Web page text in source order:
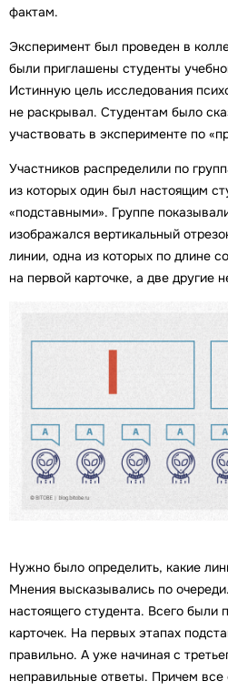
фактам.
Эксперимент был проведен в
были приглашены студенты
Истинную цель исследования
не раскрывал. Студентам было
участвовать в эксперименте по
Участников распределили по
из которых один был настоящим
«подставными». Группе
изображался вертикальный
линии, одна из которых по длине
на первой карточке, а две другие
Нужно было определить, какие
Мнения высказывались по
настоящего студента. Всего были
карточек. На первых этапах
правильно. А уже начиная с
неправильные ответы. Причем все